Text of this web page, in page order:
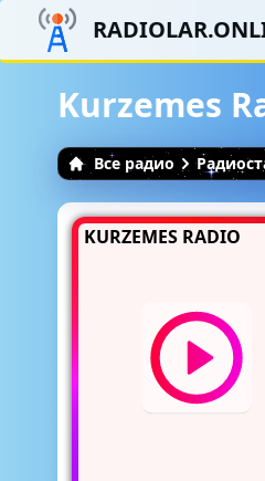
Kurzemes
Все радио
KURZEMES RADIO